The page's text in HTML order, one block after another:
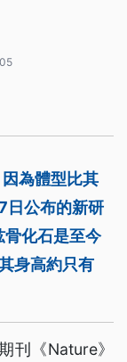
為體型比其
日公布的新研
化石是至今
身高約只有
刊《Nature》